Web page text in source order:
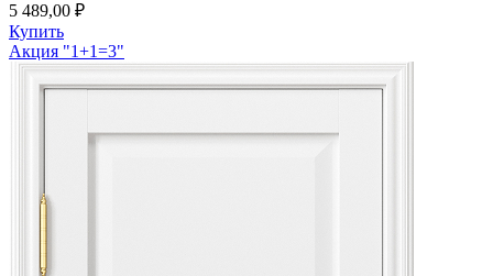
5 489,00 ₽
Купить
Акция "1+1=3"